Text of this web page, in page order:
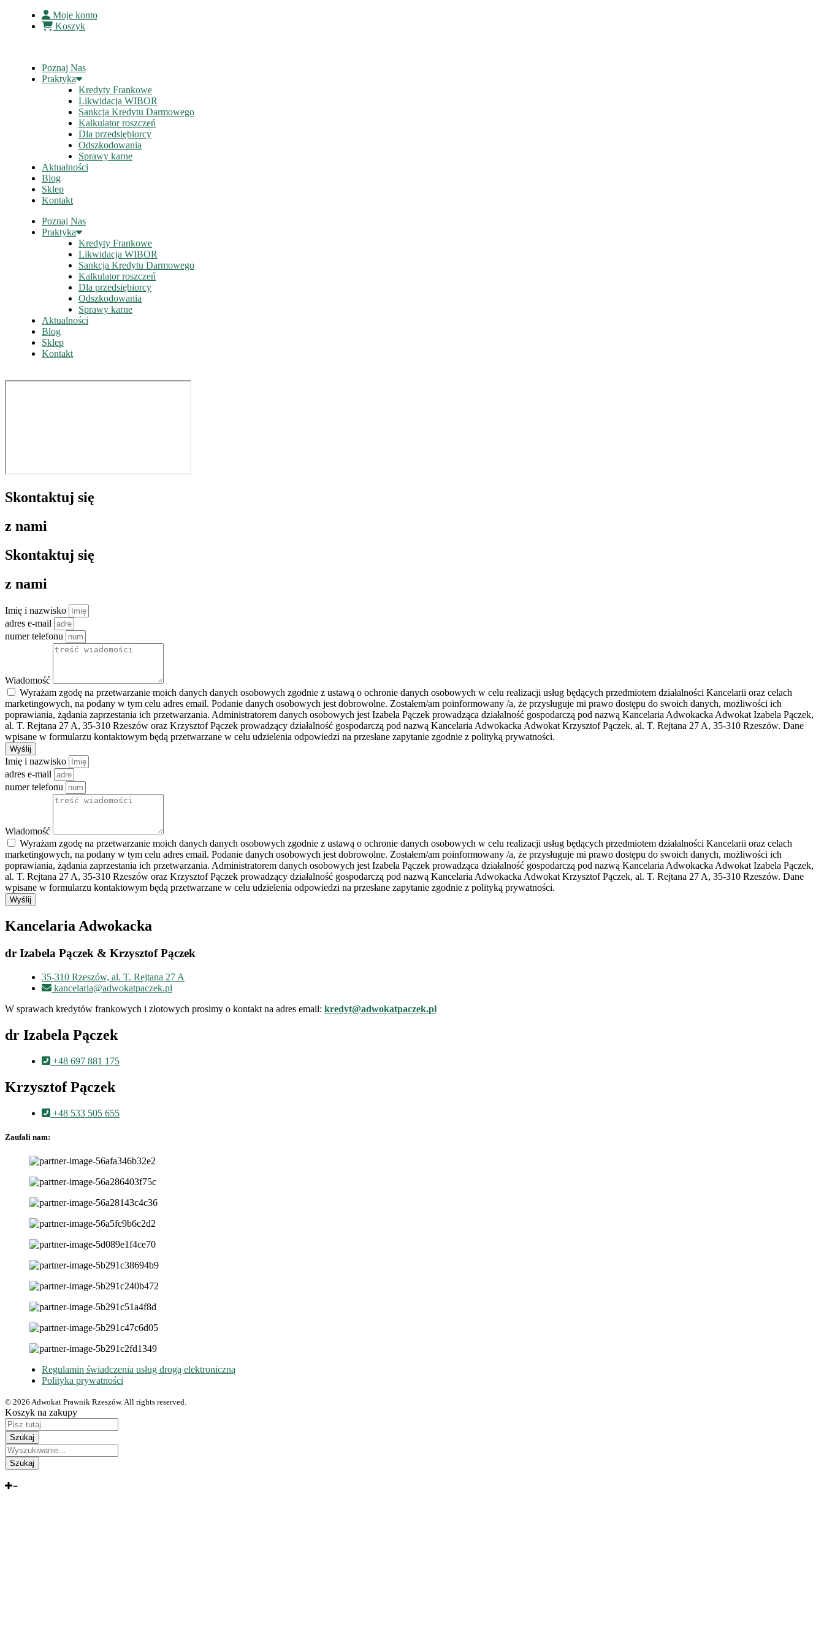
Moje konto
Koszyk
Poznaj Nas
Praktyka
Kredyty Frankowe
Likwidacja WIBOR
Sankcja Kredytu Darmowego
Kalkulator roszczeń
Dla przedsiębiorcy
Odszkodowania
Sprawy karne
Aktualności
Blog
Sklep
Kontakt
Poznaj Nas
Praktyka
Kredyty Frankowe
Likwidacja WIBOR
Sankcja Kredytu Darmowego
Kalkulator roszczeń
Dla przedsiębiorcy
Odszkodowania
Sprawy karne
Aktualności
Blog
Sklep
Kontakt
Skontaktuj się
z nami
Skontaktuj się
z nami
Imię i nazwisko
adres e-mail
numer telefonu
Wiadomość
Wyrażam zgodę na przetwarzanie moich danych danych osobowych zgodnie z ustawą o ochronie danych osobowych w celu realizacji usług będących przedmiotem działalności Kancelarii oraz celach
marketingowych, na podany w tym celu adres email. Podanie danych osobowych jest dobrowolne. Zostałem/am poinformowany /a, że przysługuje mi prawo dostępu do swoich danych, możliwości ich
poprawiania, żądania zaprzestania ich przetwarzania. Administratorem danych osobowych jest Izabela Pączek prowadząca działalność gospodarczą pod nazwą Kancelaria Adwokacka Adwokat Izabela Pączek,
al. T. Rejtana 27 A, 35-310 Rzeszów oraz Krzysztof Pączek prowadzący działalność gospodarczą pod nazwą Kancelaria Adwokacka Adwokat Krzysztof Pączek, al. T. Rejtana 27 A, 35-310 Rzeszów. Dane
wpisane w formularzu kontaktowym będą przetwarzane w celu udzielenia odpowiedzi na przesłane zapytanie zgodnie z polityką prywatności.
Wyślij
Imię i nazwisko
adres e-mail
numer telefonu
Wiadomość
Wyrażam zgodę na przetwarzanie moich danych danych osobowych zgodnie z ustawą o ochronie danych osobowych w celu realizacji usług będących przedmiotem działalności Kancelarii oraz celach
marketingowych, na podany w tym celu adres email. Podanie danych osobowych jest dobrowolne. Zostałem/am poinformowany /a, że przysługuje mi prawo dostępu do swoich danych, możliwości ich
poprawiania, żądania zaprzestania ich przetwarzania. Administratorem danych osobowych jest Izabela Pączek prowadząca działalność gospodarczą pod nazwą Kancelaria Adwokacka Adwokat Izabela Pączek,
al. T. Rejtana 27 A, 35-310 Rzeszów oraz Krzysztof Pączek prowadzący działalność gospodarczą pod nazwą Kancelaria Adwokacka Adwokat Krzysztof Pączek, al. T. Rejtana 27 A, 35-310 Rzeszów. Dane
wpisane w formularzu kontaktowym będą przetwarzane w celu udzielenia odpowiedzi na przesłane zapytanie zgodnie z polityką prywatności.
Wyślij
Kancelaria Adwokacka
dr Izabela Pączek & Krzysztof Pączek
35-310 Rzeszów, al. T. Rejtana 27 A
kancelaria@adwokatpaczek.pl
W sprawach kredytów frankowych i złotowych prosimy o kontakt na adres email: kredyt@adwokatpaczek.pl
dr Izabela Pączek
+48 697 881 175
Krzysztof Pączek
+48 533 505 655
Zaufali nam:
Regulamin świadczenia usług drogą elektroniczną
Polityka prywatności
© 2026 Adwokat Prawnik Rzeszów. All rights reserved.
Koszyk na zakupy